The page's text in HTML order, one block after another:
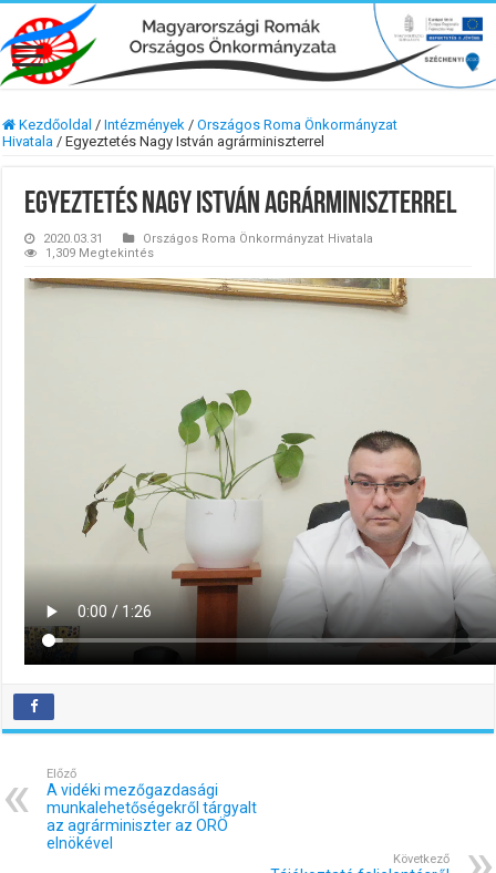
Kezdőoldal / Intézmények / Országos Roma Önkormányzat
Hivatala / Egyeztetés Nagy István agrárminiszterrel
Egyeztetés Nagy István agrárminiszterrel
2020.03.31
Országos Roma Önkormányzat Hivatala
1,309 Megtekintés
Előző
A vidéki mezőgazdasági
munkalehetőségekről tárgyalt
az agrárminiszter az ORÖ
elnökével
Következő